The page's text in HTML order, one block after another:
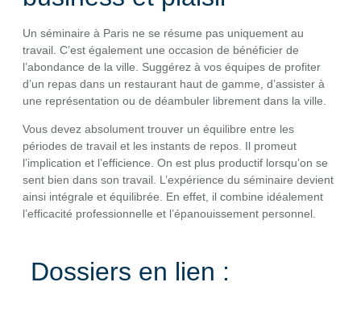
Un séminaire à Paris ne se résume pas uniquement au
travail. C’est également une occasion de bénéficier de
l’abondance de la ville. Suggérez à vos équipes de profiter
d’un repas dans un restaurant haut de gamme, d’assister à
une représentation ou de déambuler librement dans la ville.
Vous devez absolument trouver un équilibre entre les
périodes de travail et les instants de repos. Il promeut
l’implication et l’efficience. On est plus productif lorsqu’on se
sent bien dans son travail. L’expérience du séminaire devient
ainsi intégrale et équilibrée. En effet, il combine idéalement
l’efficacité professionnelle et l’épanouissement personnel.
Dossiers en lien :